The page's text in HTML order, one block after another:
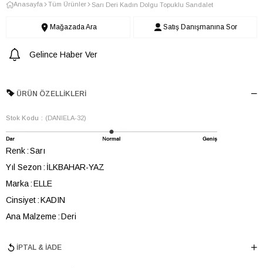
Anasayfa Tüm Ürünler Sarı Deri Kadın Dolgu Topuklu Sandalet
Mağazada Ara Satış Danışmanına Sor
Gelince Haber Ver
ÜRÜN ÖZELLIKLERI
Stok Kodu (DANIELA-32)
Renk Sarı
Yıl Sezon
İLKBAHAR-YAZ
Marka ELLE
Cinsiyet KADIN
Ana Malzeme Deri
Topuk Boyu 3.5 cm
İPTAL & İADE